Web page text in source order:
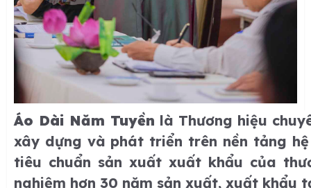
Áo Dài Năm Tuyền là Thương hiệu
xây dựng và phát triển trên nền tảng
tiêu chuẩn sản xuất xuất khẩu của
nghiệm hơn 30 năm sản xuất, xuất khẩu